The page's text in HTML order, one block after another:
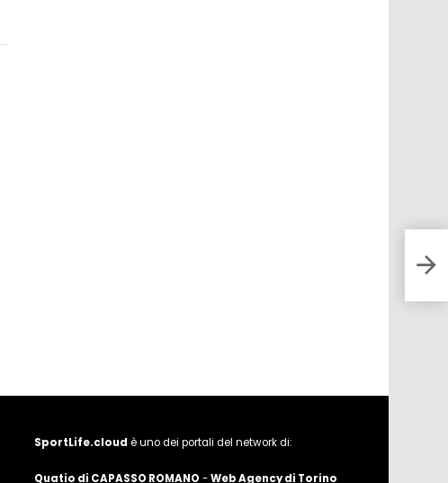
una
SportLife.cloud è uno dei portali del network di:
Quatio di CAPASSO ROMANO -Web Agency di Torino